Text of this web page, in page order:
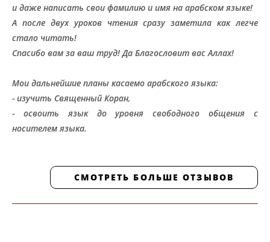
и даже написать свои фамилию и имя на арабском языке!
А после двух уроков чтения сразу заметила как легче
стало читать!
Спасибо вам за ваш труд! Да Благословит вас Аллах!
Мои дальнейшие планы касаемо арабского языка:
- изучить Священный Коран,
- освоить язык до уровня свободного общения с
носителем языка.
СМОТРЕТЬ БОЛЬШЕ ОТЗЫВОВ